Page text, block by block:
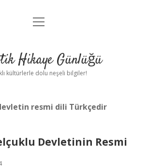
Anasayfa
Yasal Uyarı
menüyü
Hikaye Günlüğü
kültürlerle dolu neşeli bilgiler!
resmi dili Türkçedir
Devletinin Resmi